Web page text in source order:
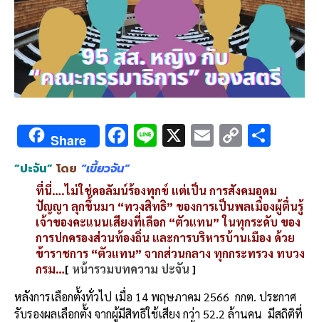
Share F
ac
e
b
o
o
k
Li
e
X E
ai
l
C
py
Li
n
k
ar
e
“ปะจัน” โดย “เขี้ยวจัน”
ที่นี่….ไม่ใช่คอลัมน์ร้องทุกข์ แต่เป็น การสังคมอุดม
ปัญญา ลุกขึ้นมา “ทวงสิทธิ” ของการเป็นพลเมืองผู้ตื่นรู้
เจ้าของคะแนนเสียงที่เลือก “ตัวแทน” ในทุกระดับ ของ
การปกครองส่วนท้องถิ่น และการบริหารบ้านเมือง ด้วย
ข้าราชการ “ตัวแทน” จากส่วนกลาง ทุกกระทรวง ทบวง
กรม…[ หน้ารวมบทความ ปะจัน ]
หลังการเลือกตั้งทั่วไป เมื่อ 14พฤษภาคม 2566 กกต. ประกาศ
รับรองผลเลือกตั้ง จากผู้มีสิทธิใช้เสียง กว่า 52.2 ล้านคน มีสถิติที่